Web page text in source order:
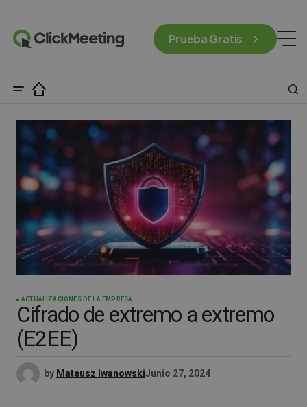
Prueba Gratis
ACTUALIZACIONES DE LA EMPRESA
Cifrado de extremo a extremo
(E2EE)
by Mateusz IwanowskiJunio 27, 2024